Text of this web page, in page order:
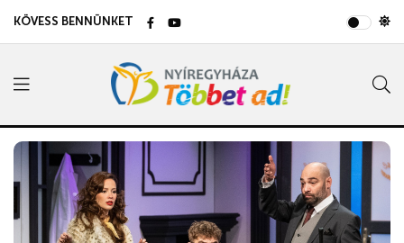
KÖVESS BENNÜNKET